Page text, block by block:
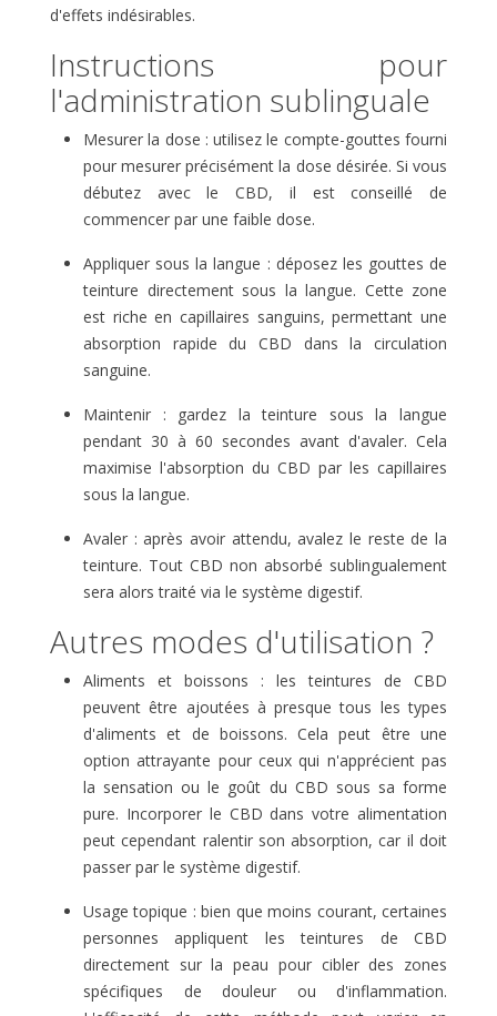
d'effets indésirables.
Instructions pour
l'administration sublinguale
Mesurer la dose : utilisez le compte-gouttes fourni
pour mesurer précisément la dose désirée. Si vous
débutez avec le CBD, il est conseillé de
commencer par une faible dose.
Appliquer sous la langue : déposez les gouttes de
teinture directement sous la langue. Cette zone
est riche en capillaires sanguins, permettant une
absorption rapide du CBD dans la circulation
sanguine.
Maintenir : gardez la teinture sous la langue
pendant 30 à 60 secondes avant d'avaler. Cela
maximise l'absorption du CBD par les capillaires
sous la langue.
Avaler : après avoir attendu, avalez le reste de la
teinture. Tout CBD non absorbé sublingualement
sera alors traité via le système digestif.
Autres modes d'utilisation ?
Aliments et boissons : les teintures de CBD
peuvent être ajoutées à presque tous les types
d'aliments et de boissons. Cela peut être une
option attrayante pour ceux qui n'apprécient pas
la sensation ou le goût du CBD sous sa forme
pure. Incorporer le CBD dans votre alimentation
peut cependant ralentir son absorption, car il doit
passer par le système digestif.
Usage topique : bien que moins courant, certaines
personnes appliquent les teintures de CBD
directement sur la peau pour cibler des zones
spécifiques de douleur ou d'inflammation.